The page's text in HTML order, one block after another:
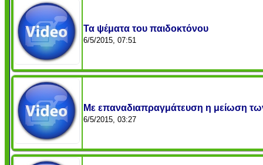
Τα ψέματα του παιδοκτόνου
6/5/2015, 07:51
Με επαναδιαπραγμάτευση η μείωση
6/5/2015, 03:27